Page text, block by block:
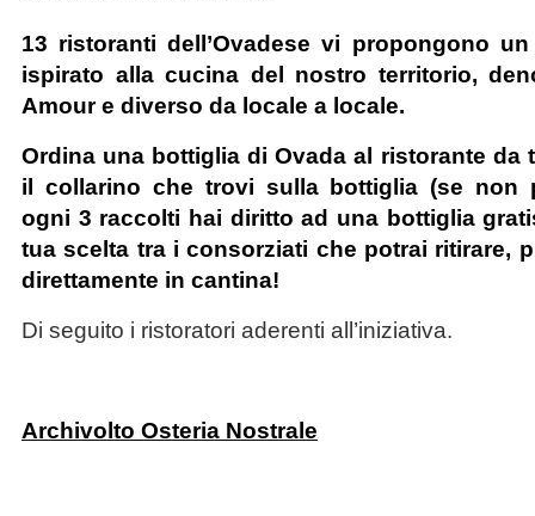
13 ristoranti dell’Ovadese vi propongono
ispirato alla cucina del nostro territorio,
Amour e diverso da locale a locale.
Ordina una bottiglia di Ovada al ristorante da
il collarino che trovi sulla bottiglia (se non
ogni 3 raccolti hai diritto ad una bottiglia
tua scelta tra i consorziati che potrai ritirare,
direttamente in cantina!
Di seguito i ristoratori aderenti all’iniziativa.
Archivolto Osteria Nostrale